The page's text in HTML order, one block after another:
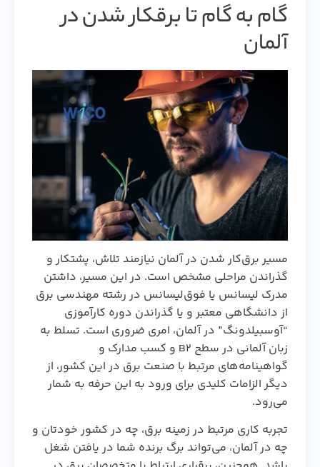
گام به گام تا برقکار شدن در
آلمان
مسیر برق‌کار شدن در آلمان نیازمند تلاش، پشتکار و
گذراندن مراحلی مشخص است. در این مسیر، داشتن
مدرک لیسانس یا فوق‌لیسانس در رشته مهندسی برق
از دانشگاهی معتبر و یا گذراندن دوره کارآموزی
“آوسبیلدونگ” در آلمان، امری ضروری است. تسلط به
زبان آلمانی در سطح B۲ و کسب مدارک و
گواهینامه‌های مرتبط با صنعت برق در این کشور، از
دیگر الزامات کلیدی برای ورود به این حرفه به شمار
می‌رود.
تجربه کاری مرتبط در زمینه برق، چه در کشور خودتان و
چه در آلمان، می‌تواند برگ برنده شما در یافتن شغل